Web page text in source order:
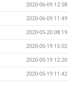
2020-06-09 12:58
2020-06-09 11:49
2020-05-20 08:19
2020-05-19 15:02
2020-05-19 12:20
2020-05-19 11:42